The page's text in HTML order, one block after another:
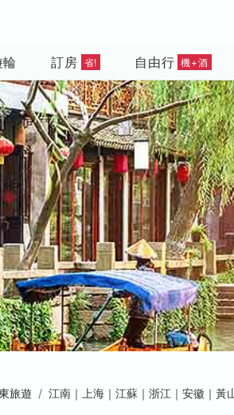
訂房 省! 自由行 機+酒
旅遊 江南｜上海｜江蘇｜浙江｜安徽｜黃